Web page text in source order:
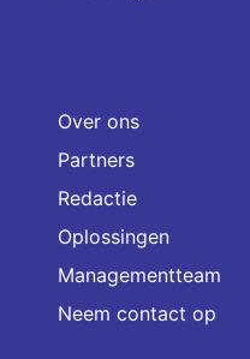
Over ons
Partners
Redactie
Oplossingen
Managementteam
Neem contact op